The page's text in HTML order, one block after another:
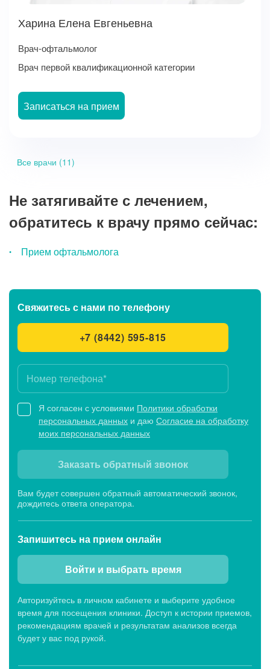
Харина Елена Евгеньевна
Врач-офтальмолог
Врач первой квалификационной категории
Записаться на прием
Все врачи (11)
Не затягивайте с лечением,
обратитесь к врачу прямо сейчас:
Прием офтальмолога
Свяжитесь с нами по телефону
+7 (8442) 595-815
Я согласен с условиями Политики обработки
персональных данных и даю Согласие на обработку
моих персональных данных
Заказать обратный звонок
Вам будет совершен обратный автоматический звонок,
дождитесь ответа оператора.
Запишитесь на прием онлайн
Войти и выбрать время
Авторизуйтесь в личном кабинете и выберите удобное
время для посещения клиники. Доступ к истории приемов,
рекомендациям врачей и результатам анализов всегда
будет у вас под рукой.